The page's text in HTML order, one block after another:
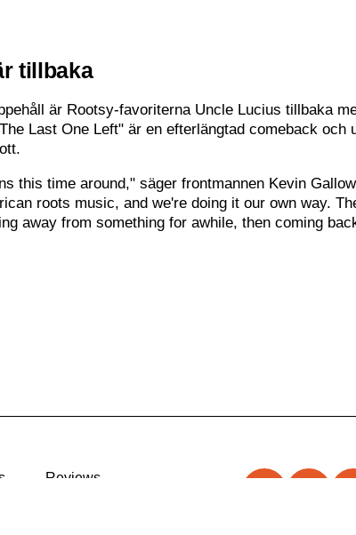
tillbaka
är Rootsy-favoriterna Uncle Lucius tillbaka
Last One Left" är en efterlängtad comeback och
this time around," säger frontmannen Kevin
roots music, and we're doing it our own way.
away from something for awhile, then coming
Reviews